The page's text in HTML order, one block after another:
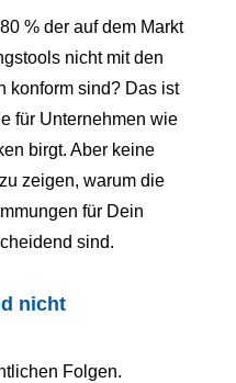
% der auf dem Markt
nicht mit den
konform sind? Das ist
für Unternehmen wie
birgt. Aber keine
zeigen, warum die
für Dein
sind.
nicht
Folgen.